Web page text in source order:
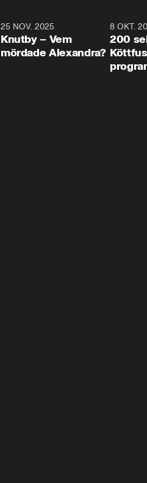
31:05
25 NOV. 2025
Knutby – Vem
mördade Alexandra?
8 OKT.
200